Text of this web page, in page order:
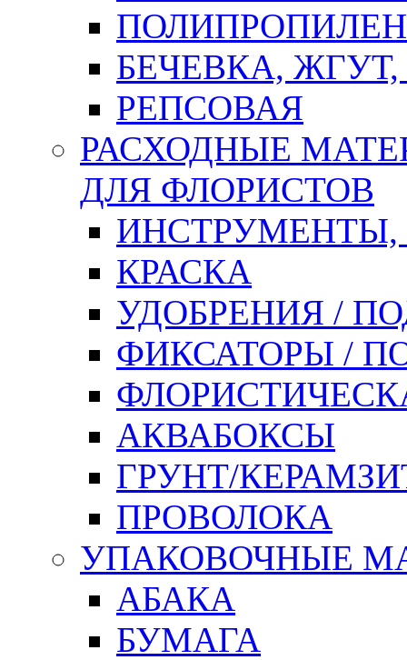
БЕЧЕВКА,
РЕПСОВАЯ
РАСХОДНЫЕ
ДЛЯ ФЛОРИСТОВ
ИНСТРУМЕНТЫ,
КРАСКА
УДОБРЕНИЯ /
ФИКСАТОРЫ /
АКВАБОКСЫ
ГРУНТ/
ПРОВОЛОКА
УПАКОВОЧНЫЕ
АБАКА
БУМАГА